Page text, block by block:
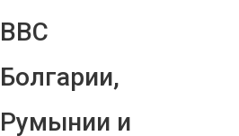
ВВС
Болгарии,
Румынии и